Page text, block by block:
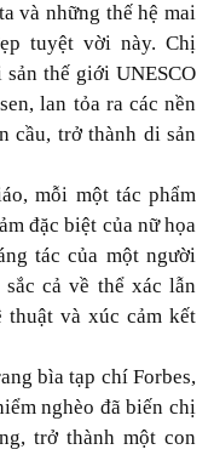
và những thế hệ mai
tuyệt vời này. Chị
thế giới UNESCO
lan tỏa ra các nền
cầu, trở thành di sản
mỗi một tác phẩm
đặc biệt của nữ họa
tác của một người
cả về thể xác lẫn
và xúc cảm kết
bìa tạp chí Forbes,
nghèo đã biến chị
trở thành một con